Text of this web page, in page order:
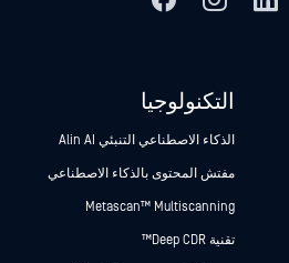
التكنولوجيا
الذكاء الاصطناعي التنبئي Alin AI
مفتش المحتوى بالذكاء الاصطناعي
Metascan™ Multiscanning
تقنية Deep CDR™